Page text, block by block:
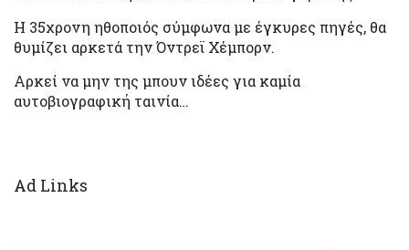
Η 35χρονη ηθοποιός σύμφωνα με έγκυρες πηγές, θα
θυμίζει αρκετά την Όντρεϊ Χέμπορν.
Αρκεί να μην της μπουν ιδέες για καμία
αυτοβιογραφική ταινία…
Ad Links